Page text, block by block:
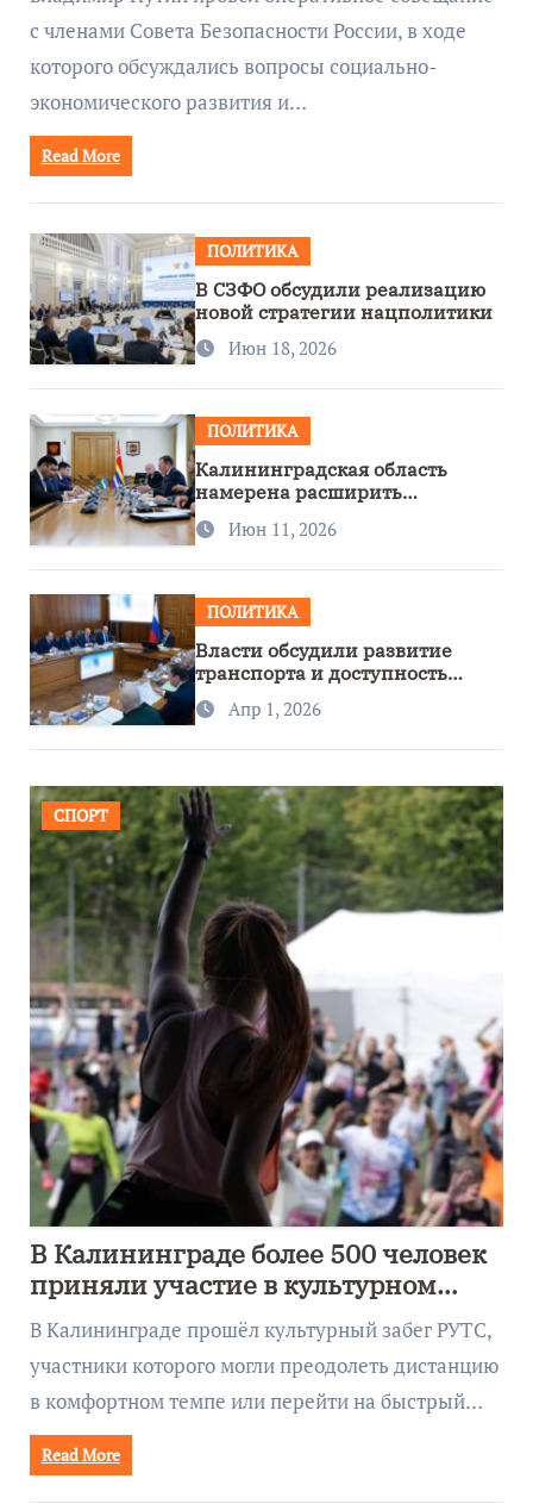
с членами Совета Безопасности России, в ходе
которого обсуждались вопросы социально-
экономического развития и…
Read More
ПОЛИТИКА
В СЗФО обсудили реализацию
новой стратегии нацполитики
Июн 18, 2026
ПОЛИТИКА
Калининградская область
намерена расширить
сотрудничество с Узбекистаном
Июн 11, 2026
ПОЛИТИКА
Власти обсудили развитие
транспорта и доступность
региона
Апр 1, 2026
СПОРТ
В Калининграде более 500 человек
приняли участие в культурном
забеге
В Калининграде прошёл культурный забег РУТС,
участники которого могли преодолеть дистанцию
в комфортном темпе или перейти на быстрый…
Read More